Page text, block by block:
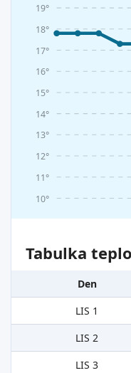
10°
11°
12°
13°
14°
15°
16°
17°
18°
19°
Tabulka
Den
LIS 1
LIS 2
LIS 3